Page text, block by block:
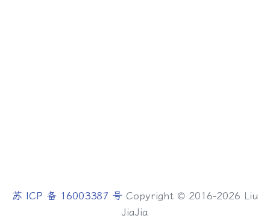
苏 ICP 备 16003387 号 Copyright © 2016-2026 Liu
JiaJia